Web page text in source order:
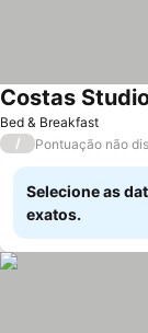
Bed & Breakfast
/ Pontuação não
Selecione as
exatos.